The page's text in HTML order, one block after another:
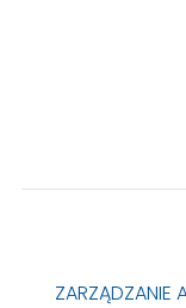
ZARZĄDZANIE